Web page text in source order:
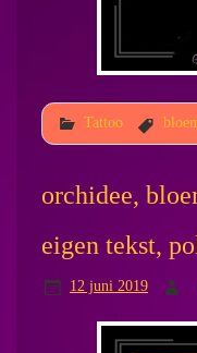
Tattoo
orchidee,
eigen tekst,
12 juni 2019